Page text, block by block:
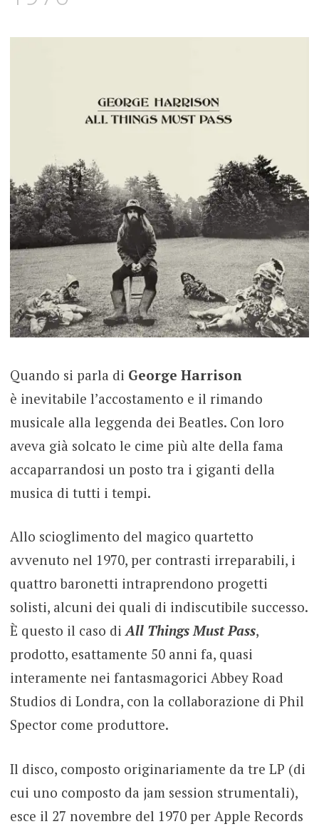
Quando si parla di George Harrison
è inevitabile l’accostamento e il rimando
musicale alla leggenda dei Beatles. Con loro
aveva già solcato le cime più alte della fama
accaparrandosi un posto tra i giganti della
musica di tutti i tempi.
Allo scioglimento del magico quartetto
avvenuto nel 1970, per contrasti irreparabili, i
quattro baronetti intraprendono progetti
solisti, alcuni dei quali di indiscutibile successo.
È questo il caso diAll Things Must Pass,
prodotto, esattamente 50 anni fa, quasi
interamente nei fantasmagorici Abbey Road
Studios di Londra, con la collaborazione di Phil
Spector come produttore.
Il disco, composto originariamente da tre LP (di
cui uno composto da jam session strumentali),
esce il 27 novembre del 1970 per Apple Records